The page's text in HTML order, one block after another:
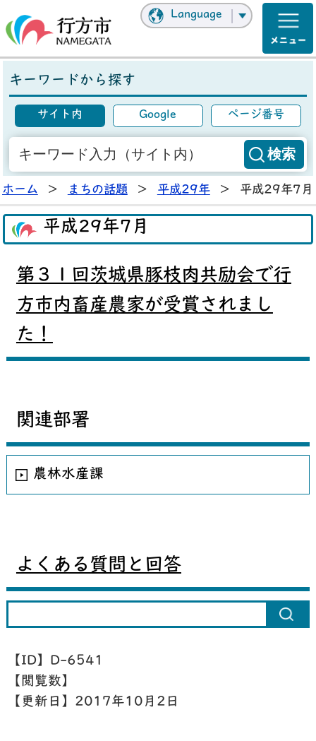
Language
キーワードから探す
サイト内 Google ページ番号
ホーム > まちの話題 > 平成29年 > 平成29年7月
平成29年7月
第３１回茨城県豚枝肉共励会で行
方市内畜産農家が受賞されまし
た！
関連部署
農林水産課
よくある質問と回答
【ID】 D-6541
【閲覧数】
【更新日】 2017年10月2日